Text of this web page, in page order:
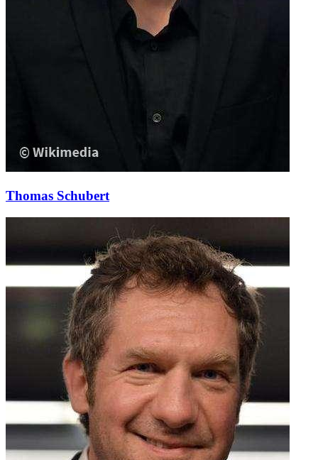
Thomas Schubert